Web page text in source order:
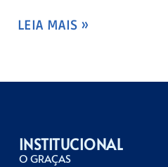
LEIA MAIS »
INSTITUCIONAL
O GRAÇAS